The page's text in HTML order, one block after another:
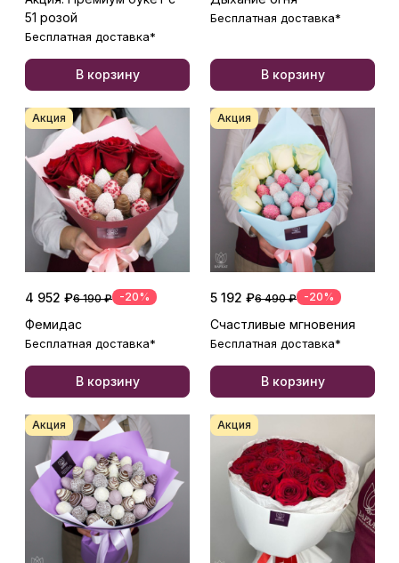
51 розой
Бесплатная доставка*
В корзину
Бесплатная доставка*
В корзину
Акция
4 952 ₽6 190 ₽ -20%
Фемидас
Бесплатная доставка*
В корзину
Акция
5 192 ₽6 490 ₽ -20%
Счастливые мгновения
Бесплатная доставка*
В корзину
Акция Акция